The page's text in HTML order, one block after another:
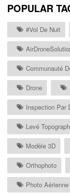
POPULAR
#vol De Nuit
Communauté
Drone
Inspection Par
Levé
Modèle 3D
Orthophoto
Photo